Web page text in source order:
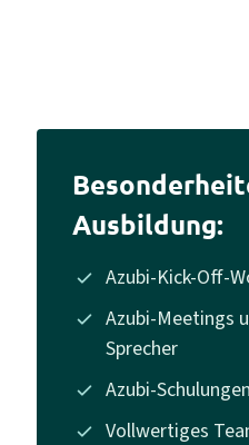
Ausbildung:
Azubi-Kick-Off-
Azubi-Meetings
Sprecher
Azubi-
Vollwertiges